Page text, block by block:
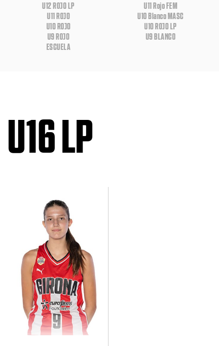
U12 ROJO LP
U11 Rojo FEM
U11 ROJO
U10 Blanco MASC
U10 ROJO
U10 ROJO LP
U9 ROJO
U9 BLANCO
ESCUELA
U16 LP